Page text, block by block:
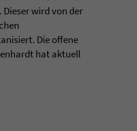
wird von der
Die offene
hat aktuell